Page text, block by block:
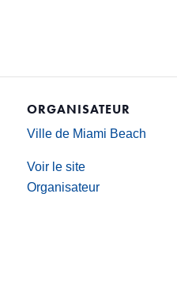
ORGANISATEUR
Ville de Miami Beach
Voir le site
Organisateur